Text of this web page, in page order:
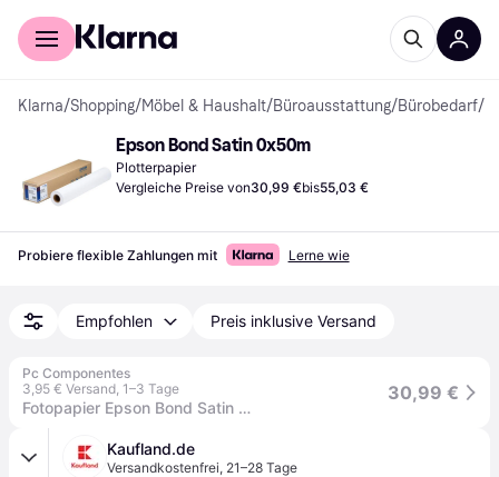
Für Shopper
Klarna/Shopping/Möbel & Haushalt/Büroausstattung/Bürobedarf/
Epson Bond Satin 0x50m
Plotterpapier
Vergleiche Preise von30,99 €bis55,03 €
Probiere flexible Zahlungen mit Lerne wie
Empfohlen Preis inklusive Versand
Pc Componentes
3,95 € Versand, 1–3 Tage
Fotopapier Epson Bond Satin 90 610mm x 50m
30,99 €
Kaufland.de
Versandkostenfrei, 21–28 Tage